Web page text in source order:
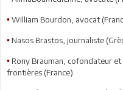
• William Bourdon, avocat
• Nasos Brastos, journaliste
• Rony Brauman, cofondateur
frontières (France)